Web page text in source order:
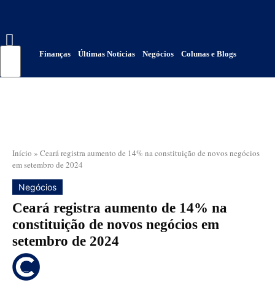
Finanças Últimas Notícias Negócios Colunas e Blogs
Início » Ceará registra aumento de 14% na constituição de novos negócios
em setembro de 2024
Negócios
Ceará registra aumento de 14% na
constituição de novos negócios em
setembro de 2024